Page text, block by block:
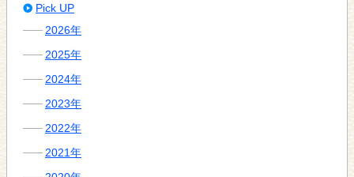
Pick UP
2026年
2025年
2024年
2023年
2022年
2021年